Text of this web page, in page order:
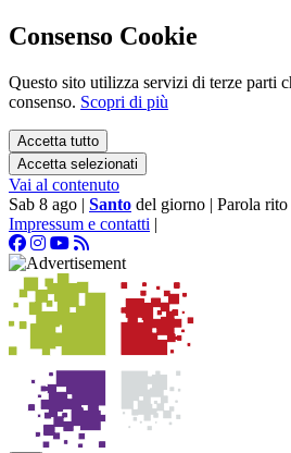
Consenso Cookie
Questo sito utilizza servizi di terze parti
consenso. Scopri di più
Accetta tutto
Accetta selezionati
Vai al contenuto
Sab 8 ago | Santo del giorno | Parola rito
Impressum e contatti |